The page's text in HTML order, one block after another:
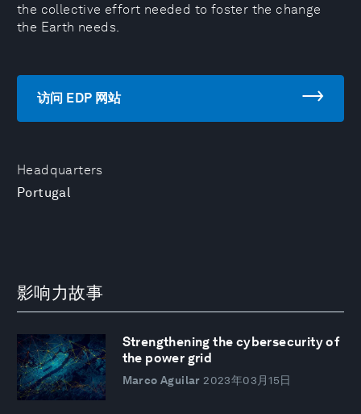
Headquarters
Portugal
the collective effort needed to foster the change
the Earth needs.
访问 EDP 网站
影响力故事
Strengthening the cybersecurity of
the power grid
Marco Aguilar 2023年03月15日